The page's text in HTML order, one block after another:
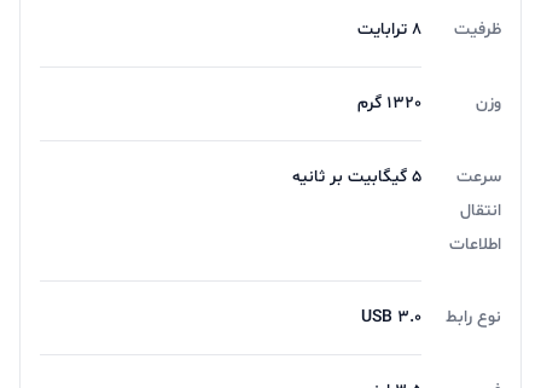
ظرفیت 8 ترابایت
وزن 1320 گرم
سرعت
انتقال
اطلاعات
5 گیگابیت بر ثانیه
نوع رابط USB 3.0